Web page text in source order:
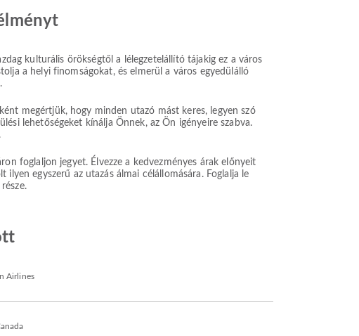
kulturális örökségtől a lélegzetelállító tájakig ez a város
a helyi finomságokat, és elmerül a város egyedülálló
megértjük, hogy minden utazó mást keres, legyen szó
lehetőségeket kínálja Önnek, az Ön igényeire szabva.
foglaljon jegyet. Élvezze a kedvezményes árak előnyeit
egyszerű az utazás álmai célállomására. Foglalja le
Airlines